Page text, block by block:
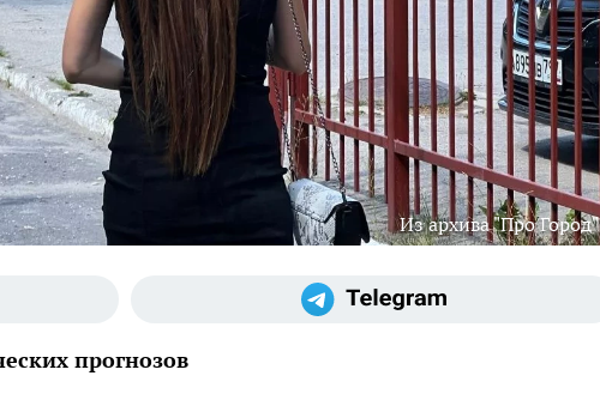
Из архива "Про Город"
прогнозов